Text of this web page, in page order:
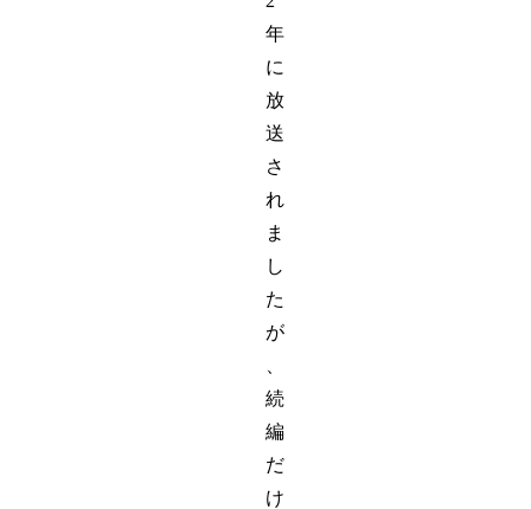
年
に
放
送
さ
れ
ま
し
た
が
続
編
だ
け